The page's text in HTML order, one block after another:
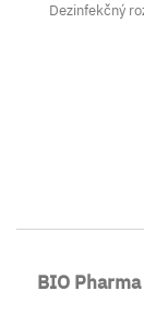
Dezinfekčný
BIO